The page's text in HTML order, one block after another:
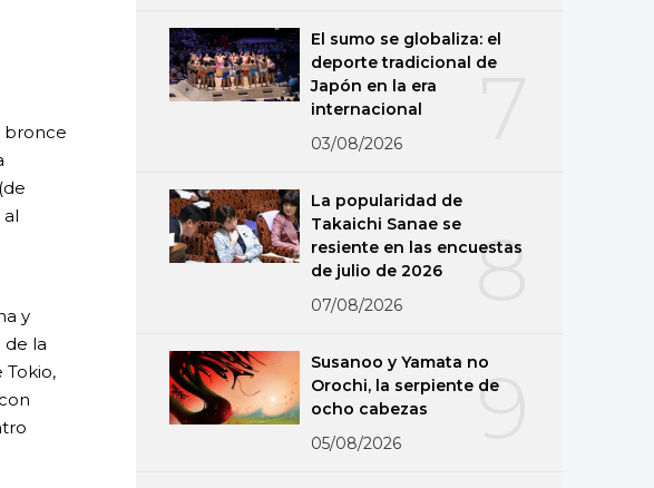
bronce
y
de la
El sumo se globaliza: el
deporte tradicional de
Japón en la era
internacional
03/08/2026
8
La popularidad de
Takaichi Sanae se
resiente en las encuestas
de julio de 2026
07/08/2026
9
Susanoo y Yamata no
Orochi, la serpiente de
ocho cabezas
05/08/2026